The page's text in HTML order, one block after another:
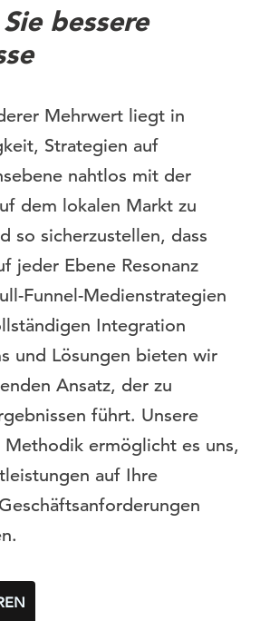
bessere
Mehrwert liegt in
Strategien auf
nahtlos mit der
dem lokalen Markt zu
so sicherzustellen, dass
jeder Ebene Resonanz
Funnel-Medienstrategien
Integration
und Lösungen bieten wir
Ansatz, der zu
führt. Unsere
Methodik ermöglicht es uns,
auf Ihre